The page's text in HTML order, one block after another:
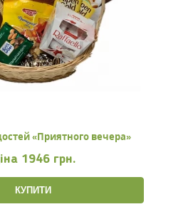
«Приятного вечера»
1946 грн.
КУПИТИ